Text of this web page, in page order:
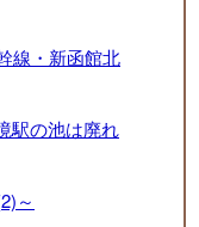
線・新函館北
駅の池は廃れ
～